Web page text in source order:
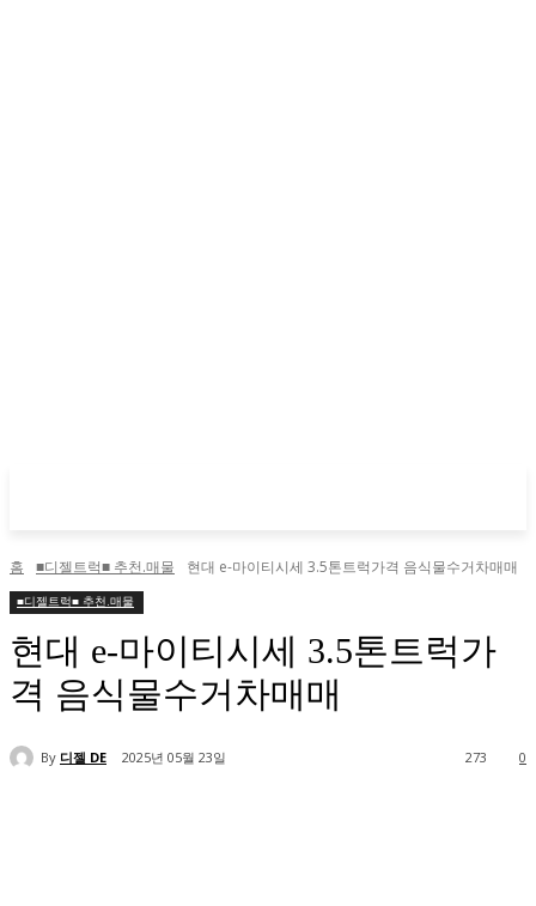
홈 ■디젤트럭■ 추천.매물 현대 e-마이티시세 3.5톤트럭가격 음식물수거차매매
■디젤트럭■ 추천.매물
현대 e-마이티시세 3.5톤트럭가
격 음식물수거차매매
By 디젤 DE 2025년 05월 23일 0
273